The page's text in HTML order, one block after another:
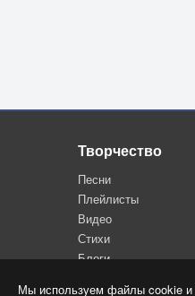
Мы используем файлы cookie и
Творчество
Песни
Плейлисты
Видео
Стихи
Блоги